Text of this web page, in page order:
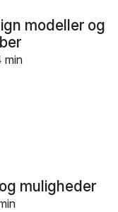
modeller og
min
muligheder